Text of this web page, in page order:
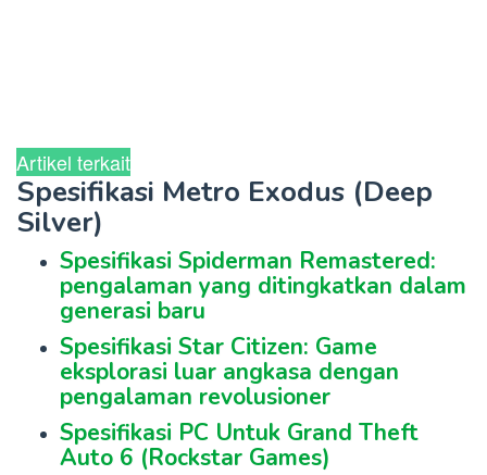
Artikel terkait
Spesifikasi Metro Exodus (Deep
Silver)
Spesifikasi Spiderman Remastered:
pengalaman yang ditingkatkan dalam
generasi baru
Spesifikasi Star Citizen: Game
eksplorasi luar angkasa dengan
pengalaman revolusioner
Spesifikasi PC Untuk Grand Theft
Auto 6 (Rockstar Games)